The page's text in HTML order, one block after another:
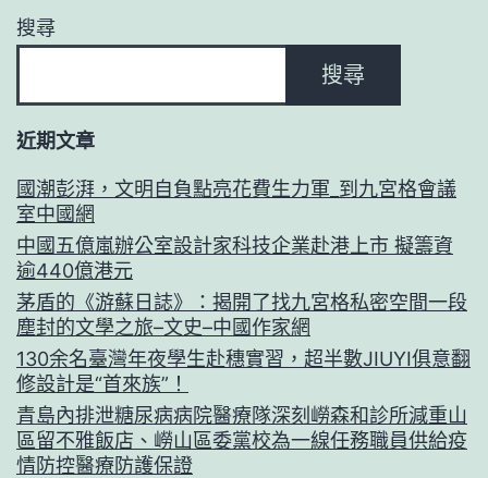
搜尋
搜尋
近期文章
國潮彭湃，文明自負點亮花費生力軍_到九宮格會議
室中國網
中國五億嵐辦公室設計家科技企業赴港上市 擬籌資
逾440億港元
茅盾的《游蘇日誌》：揭開了找九宮格私密空間一段
塵封的文學之旅–文史–中國作家網
130余名臺灣年夜學生赴穗實習，超半數JIUYI俱意翻
修設計是“首來族”！
青島內排泄糖尿病病院醫療隊深刻嶗森和診所減重山
區留不雅飯店、嶗山區委黨校為一線任務職員供給疫
情防控醫療防護保證